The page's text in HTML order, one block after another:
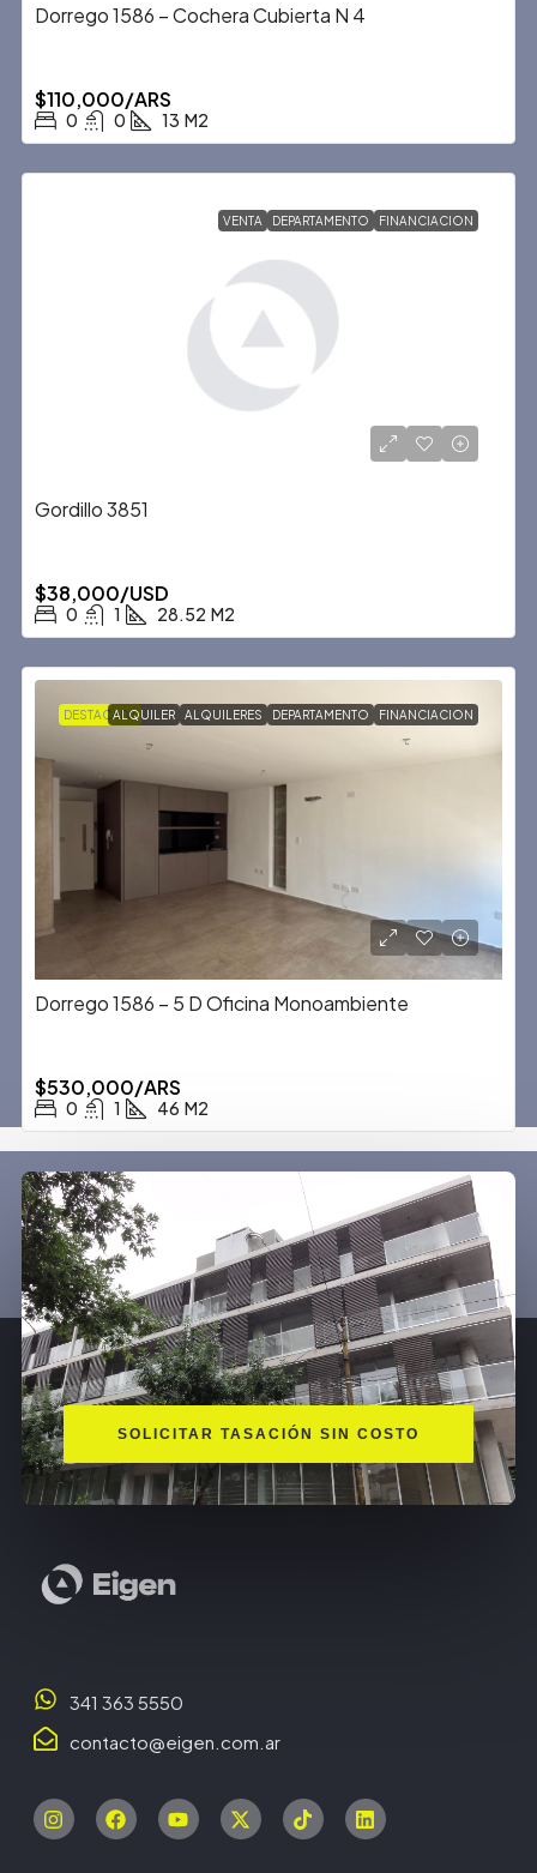
Dorrego 1586 – Cochera Cubierta N 4
$110,000/ARS
0 0 13 M2
VENTA DEPARTAMENTO FINANCIACION
Gordillo 3851
$38,000/USD
0 1 28.52 M2
DESTACADAALQUILER ALQUILERES DEPARTAMENTO FINANCIACION
Dorrego 1586 – 5 D Oficina Monoambiente
$530,000/ARS
0 1 46 M2
SOLICITAR TASACIÓN SIN COSTO
341 363 5550
contacto@eigen.com.ar